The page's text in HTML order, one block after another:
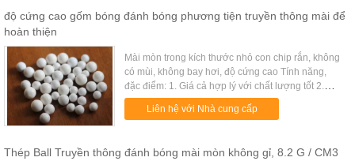
độ cứng cao gốm bóng đánh bóng phương tiện truyền thông mài để
hoàn thiện
Mài mòn trong kích thước nhỏ con chip rắn, không
có mùi, không bay hơi, độ cứng cao Tính năng,
đặc điểm: 1. Giá cả hợp lý với chất lượng tốt 2.
Không có thiệt hại đến hình dạng và kích thước
của bộ phận công tr...
Liên hệ với Nhà cung cấp
Thép Ball Truyền thông đánh bóng mài mòn không gỉ, 8.2 G / CM3